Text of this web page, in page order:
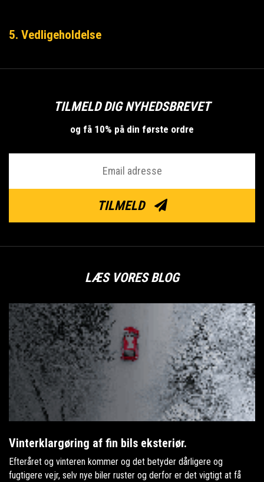
5. Vedligeholdelse
TILMELD DIG NYHEDSBREVET
og få 10% på din første ordre
TILMELD
LÆS VORES BLOG
Vinterklargøring af fin bils eksteriør.
Efteråret og vinteren kommer og det betyder dårligere og
fugtigere vejr, selv nye biler ruster og derfor er det vigtigt at få